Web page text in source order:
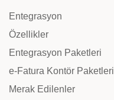
Entegrasyon
Özellikler
Entegrasyon Paketleri
e-Fatura Kontör Paketleri
Merak Edilenler